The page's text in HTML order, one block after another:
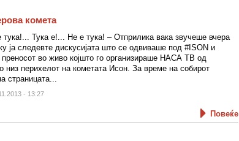
комета
Тука е!... Не е тука! – Отприлика вака звучеше вчера
ја следевте дискусијата што се одвиваше под #ISON и
во живо којшто го организираше НАСА ТВ од
низ перихелот на кометата Исон. За време на собирот
страницата...
- 13:27
Повеќе